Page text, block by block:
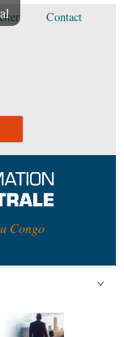
Contact
Congo